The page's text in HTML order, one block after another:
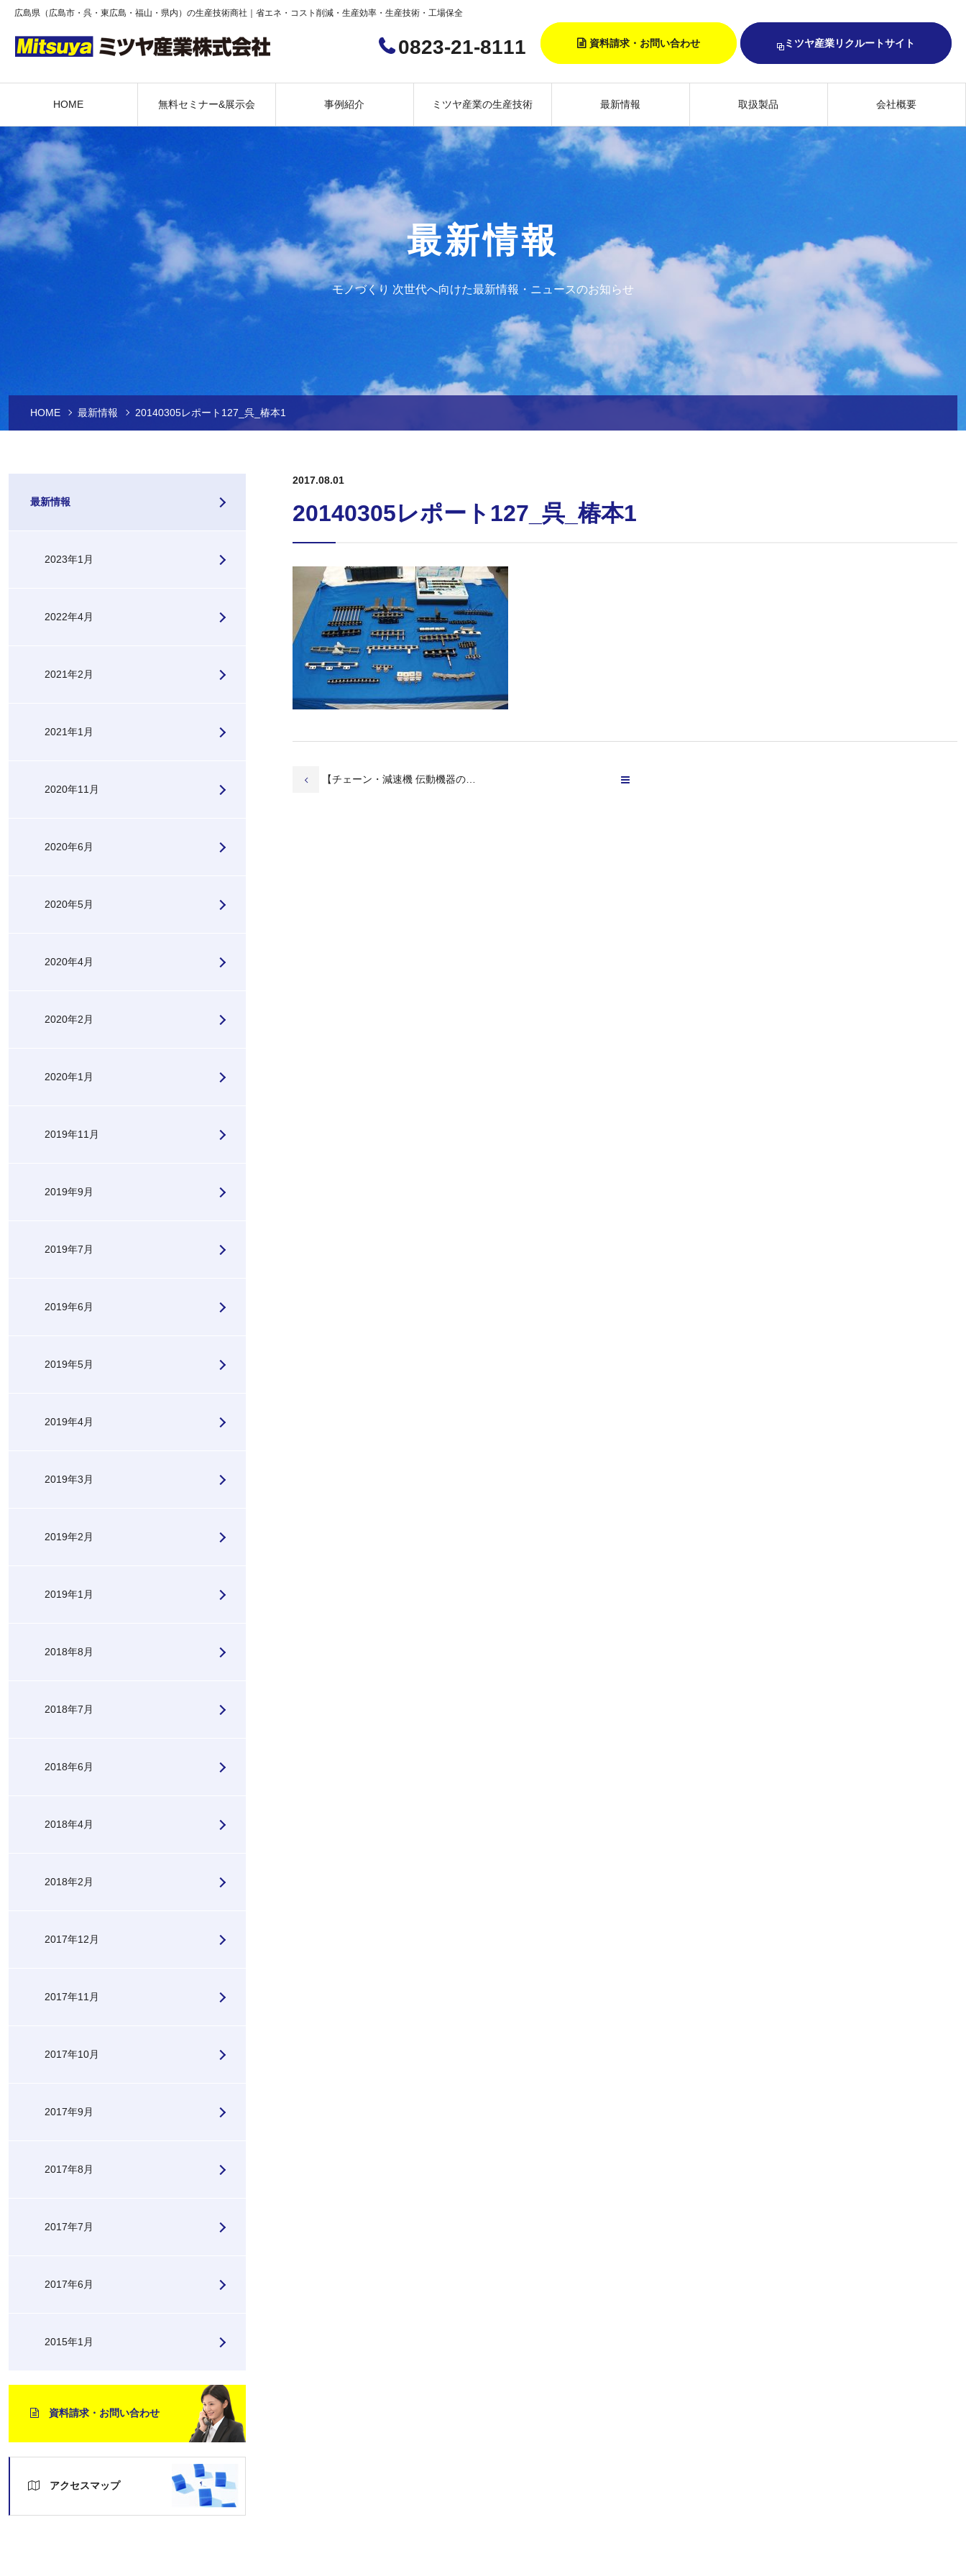
広島県（広島市・呉・東広島・福山・県内）の生産技術商社｜省エネ・コスト削減・生産効率・生産技術・工場保全
0823-21-8111 資料請求・お問い合わせ ミツヤ産業リクルートサイト
HOME 無料セミナー&展示会 事例紹介 ミツヤ産業の生産技術 最新情報 取扱製品 会社概要
最新情報
モノづくり 次世代へ向けた最新情報・ニュースのお知らせ
HOME 最新情報 20140305レポート127_呉_椿本1
最新情報
2023年1月
2022年4月
2021年2月
2021年1月
2020年11月
2020年6月
2020年5月
2020年4月
2020年2月
2020年1月
2019年11月
2019年9月
2019年7月
2019年6月
2019年5月
2019年4月
2019年3月
2019年2月
2019年1月
2018年8月
2018年7月
2018年6月
2018年4月
2018年2月
2017年12月
2017年11月
2017年10月
2017年9月
2017年8月
2017年7月
2017年6月
2015年1月
資料請求・お問い合わせ
アクセスマップ
2017.08.01
20140305レポート127_呉_椿本1
【チェーン・減速機 伝動機器の…